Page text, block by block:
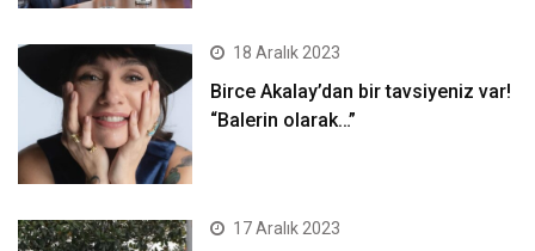
18 Aralık 2023
Birce Akalay’dan bir tavsiyeniz var!
“Balerin olarak…”
17 Aralık 2023